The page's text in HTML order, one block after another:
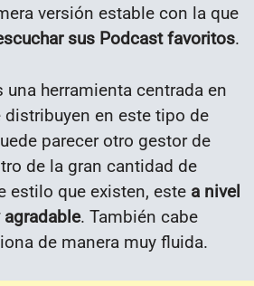
versión estable con la que
sus Podcast favoritos.
una herramienta centrada en
en este tipo de
parecer otro gestor de
de la gran cantidad de
estilo que existen, este a nivel
. También cabe
de manera muy fluida.